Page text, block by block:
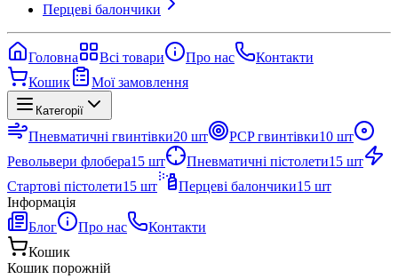
Перцеві балончики
Головна Всі товари Про нас
Контакти
Кошик
Мої замовлення
Категорії
Пневматичні гвинтівки20 шт PCP гвинтівки10 шт
Револьвери флобера15 шт Пневматичні пістолети15 шт
Стартові пістолети15 шт Перцеві балончики15 шт
Інформація
Блог
Про нас
Контакти
Кошик
Кошик порожній